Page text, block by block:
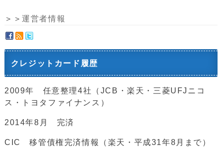
＞＞運営者情報
クレジットカード履歴
2009年 任意整理4社（JCB・楽天・三菱UFJニコ
ス・トヨタファイナンス）
2014年8月 完済
CIC 移管債権完済情報（楽天・平成31年8月まで）